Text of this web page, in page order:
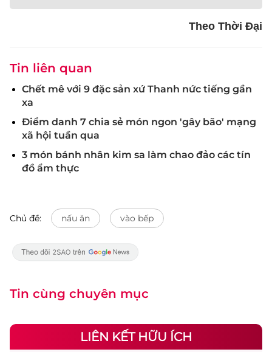
Theo Thời Đại
Tin liên quan
Chết mê với 9 đặc sản xứ Thanh nức tiếng gần
xa
Điểm danh 7 chia sẻ món ngon 'gây bão' mạng
xã hội tuần qua
3 món bánh nhân kim sa làm chao đảo các tín
đồ ẩm thực
Chủ đề: nấu ăn vào bếp
Tin cùng chuyên mục
LIÊN KẾT HỮU ÍCH